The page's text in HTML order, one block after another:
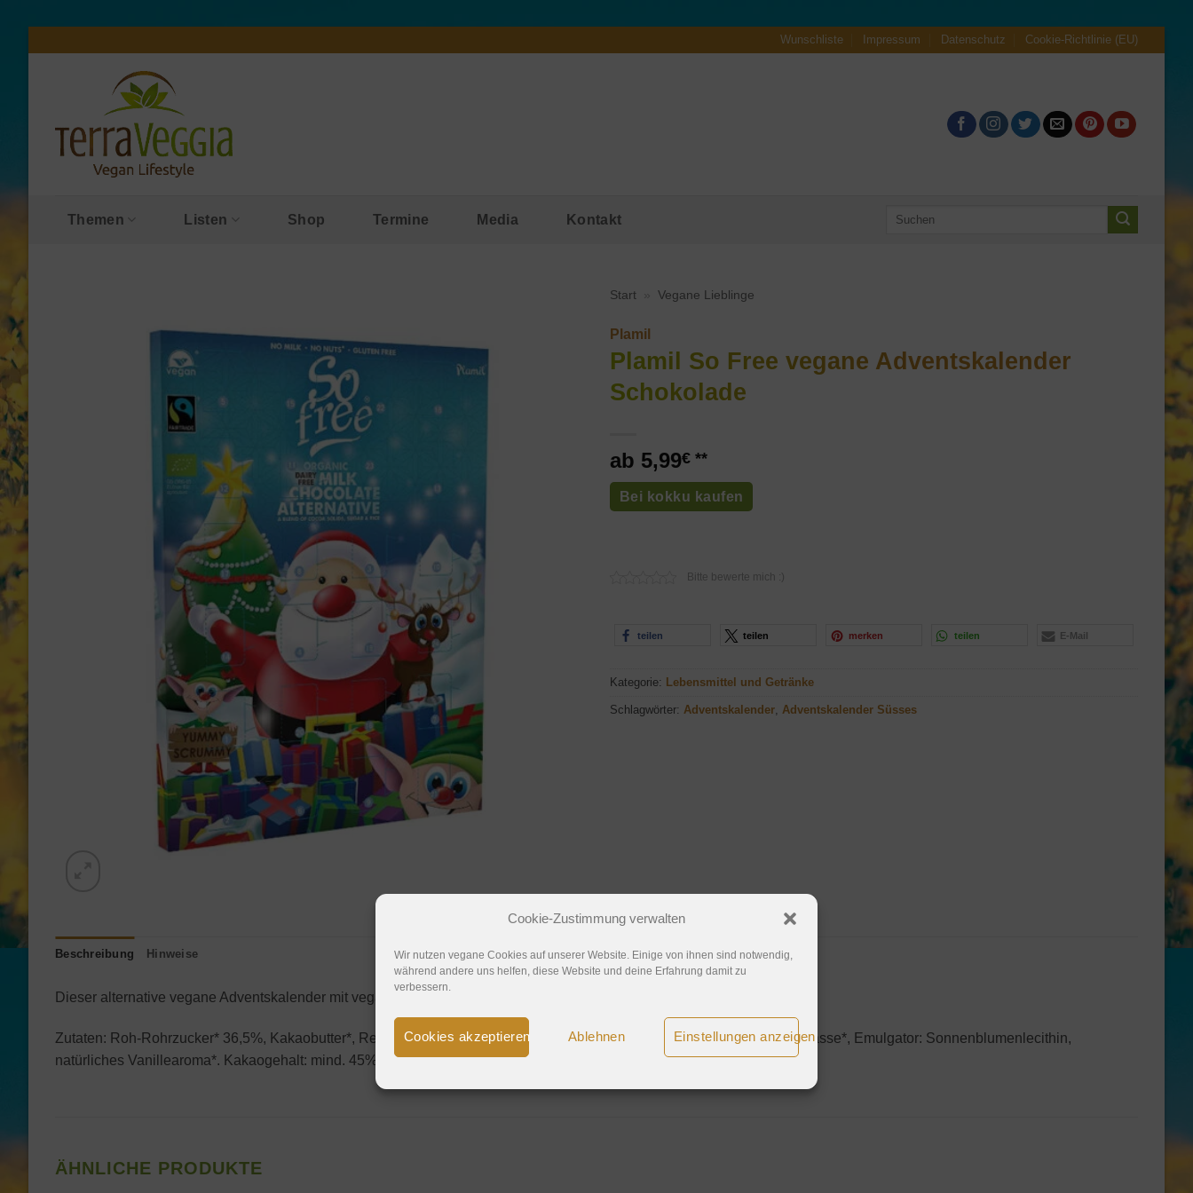
Cookie-Zustimmung verwalten
Wir nutzen vegane Cookies auf unserer Website. Einige von ihnen sind notwendig,
während andere uns helfen, diese Website und deine Erfahrung damit zu
verbessern.
Cookies akzeptieren Ablehnen Einstellungen anzeigen
Wunschliste Impressum Datenschutz Cookie-Richtlinie (EU)
Themen Listen Shop Termine Media Kontakt
Suche
Start Vegane Lieblinge
Plamil
Plamil So Free vegane Adventskalender
Schokolade
5,99€
Bei kokku kaufen
Bitte bewerte mich :)
teilen teilen merken teilen E-Mail
Kategorie: Lebensmittel und Getränke
Schlagwörter: Adventskalender Adventskalender Süsses
Beschreibung Hinweise
Dieser alternative vegane Adventskalender mit veganer Schokolade wird in der eigenen Fabrik von Plamil hergestellt.
Zutaten: Roh-Rohrzucker* 36,5%, Kakaobutter*, Reispulver* 16,3% (Reissirup-Pulver*, Reisstärke*, Reismehl*), Kakaomasse*, Emulgator: Sonnenblumenlecithin,
natürliches Vanillearoma*. Kakaogehalt: mind. 45% * = aus kontrolliert biologischem Anbau
ÄHNLICHE PRODUKTE